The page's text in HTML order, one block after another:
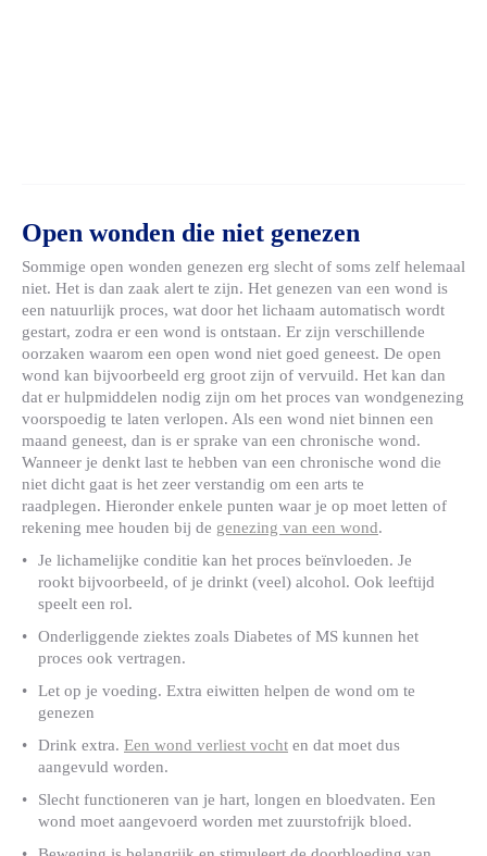
Open wonden die niet genezen
Sommige open wonden genezen erg slecht of soms zelf helemaal
niet. Het is dan zaak alert te zijn. Het genezen van een wond is
een natuurlijk proces, wat door het lichaam automatisch wordt
gestart, zodra er een wond is ontstaan. Er zijn verschillende
oorzaken waarom een open wond niet goed geneest. De open
wond kan bijvoorbeeld erg groot zijn of vervuild. Het kan dan
dat er hulpmiddelen nodig zijn om het proces van wondgenezing
voorspoedig te laten verlopen. Als een wond niet binnen een
maand geneest, dan is er sprake van een chronische wond.
Wanneer je denkt last te hebben van een chronische wond die
niet dicht gaat is het zeer verstandig om een arts te
raadplegen. Hieronder enkele punten waar je op moet letten of
rekening mee houden bij de genezing van een wond.
Je lichamelijke conditie kan het proces beïnvloeden. Je
rookt bijvoorbeeld, of je drinkt (veel) alcohol. Ook leeftijd
speelt een rol.
Onderliggende ziektes zoals Diabetes of MS kunnen het
proces ook vertragen.
Let op je voeding. Extra eiwitten helpen de wond om te
genezen
Drink extra. Een wond verliest vocht en dat moet dus
aangevuld worden.
Slecht functioneren van je hart, longen en bloedvaten. Een
wond moet aangevoerd worden met zuurstofrijk bloed.